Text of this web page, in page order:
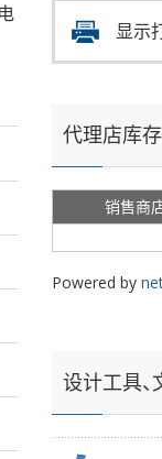
显示
代理店库
销售商
Powered by
设计工具、